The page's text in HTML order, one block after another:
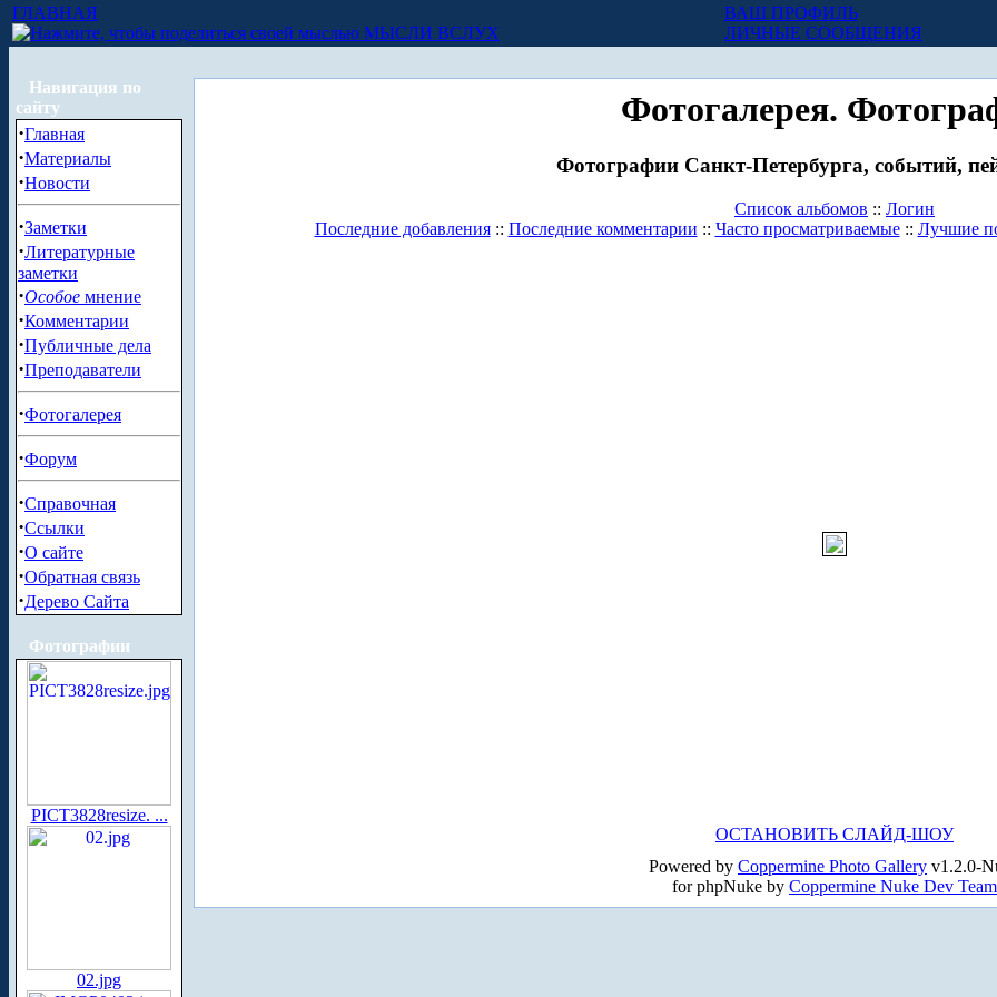
ГЛАВНАЯ
МЫСЛИ ВСЛУХ
ВАШ ПРОФИЛЬ
ЛИЧНЫЕ СООБЩЕНИЯ
Навигация по
сайту
·Главная
·Материалы
·Новости
·Заметки
·Литературные
заметки
·Особое мнение
·Комментарии
·Публичные дела
·Преподаватели
·Фотогалерея
·Форум
·Справочная
·Ссылки
·О сайте
·Обратная связь
·Дерево Сайта
Фотографии
PICT3828resize. ...
02.jpg
Фотогалерея.
Фотографии Санкт-Петербурга, событий,
Список альбомов :: Логин
Последние добавления:: Последние комментарии :: Часто просматриваемые:: Лучшие
ОСТАНОВИТЬ СЛАЙД-ШОУ
Powered by Coppermine Photo Gallery v1.2.0-
for phpNuke by Coppermine Nuke Dev Team